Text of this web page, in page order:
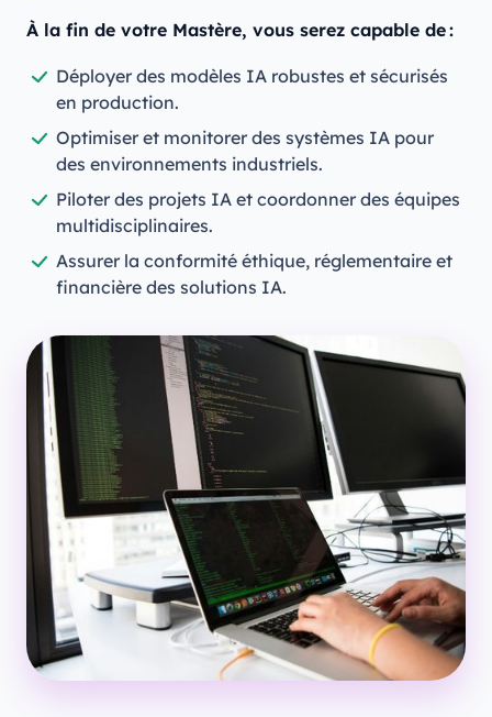
À la fin de votre Mastère, vous serez capable de :
Déployer des modèles IA robustes et sécurisés
en production.
Optimiser et monitorer des systèmes IA pour
des environnements industriels.
Piloter des projets IA et coordonner des équipes
multidisciplinaires.
Assurer la conformité éthique, réglementaire et
financière des solutions IA.